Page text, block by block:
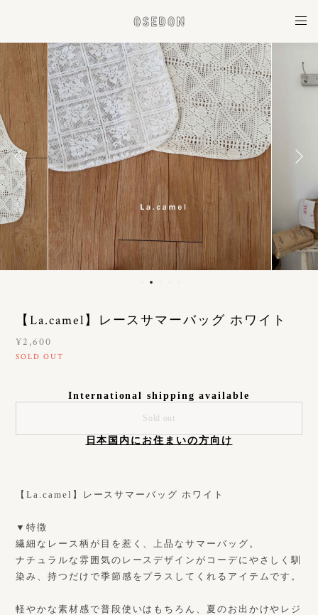
【La.camel】レースサマーバッグ ホワイト
¥2,600
SOLD OUT
International shipping available
Sold out
日本国内にお住まいの方向け
【La.camel】レースサマーバッグ ホワイト
▼特徴
繊細なレース柄が目を惹く、上品なサマーバッグ。
ナチュラルな雰囲気のレースデザインがコーデにやさしく馴
染み、持つだけで季節感をプラスしてくれるアイテムです。
軽やかな素材感で普段使いはもちろん、夏のお出かけやレジ